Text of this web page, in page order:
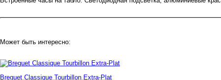
Может быть интересно:
Breguet Classique Tourbillon Extra-Plat